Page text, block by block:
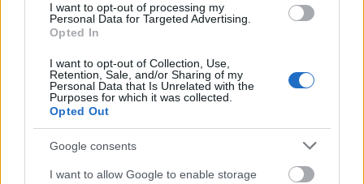
I want to opt-out of processing my
Personal Data for Targeted Advertising.
Opted In
I want to opt-out of Collection, Use,
Retention, Sale, and/or Sharing of my
Personal Data that Is Unrelated with the
Purposes for which it was collected.
Opted Out
Google consents
I want to allow Google to enable storage
Helyi hírek
Bicske vízellátása
termeléssel tehermentesíti a
villamosenergia-rendszert a STRABAG